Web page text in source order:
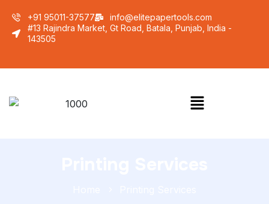
+91 95011-37577
info@elitepapertools.com
#13 Rajindra Market, Gt Road, Batala, Punjab, India -
143505